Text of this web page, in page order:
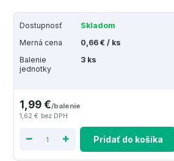
Dostupnosť
Skladom
Merná cena
0,66 € / ks
Balenie
jednotky
3 ks
1,99 €/balenie
1,62 € bez DPH
Pridať do košíka